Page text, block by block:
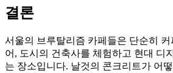
결론
서울의 브루탈리즘 카페들은 단순히
어, 도시의 건축사를 체험하고 현대 디
는 장소입니다. 날것의 콘크리트가 어